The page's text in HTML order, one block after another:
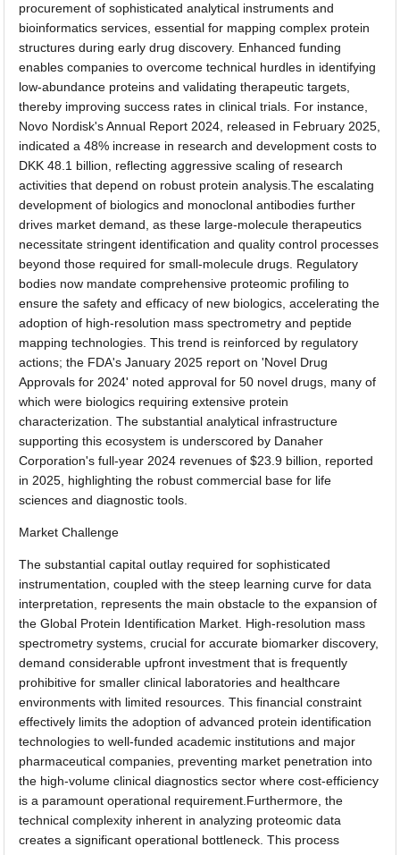
procurement of sophisticated analytical instruments and
bioinformatics services, essential for mapping complex protein
structures during early drug discovery. Enhanced funding
enables companies to overcome technical hurdles in identifying
low-abundance proteins and validating therapeutic targets,
thereby improving success rates in clinical trials. For instance,
Novo Nordisk's Annual Report 2024, released in February 2025,
indicated a 48% increase in research and development costs to
DKK 48.1 billion, reflecting aggressive scaling of research
activities that depend on robust protein analysis.The escalating
development of biologics and monoclonal antibodies further
drives market demand, as these large-molecule therapeutics
necessitate stringent identification and quality control processes
beyond those required for small-molecule drugs. Regulatory
bodies now mandate comprehensive proteomic profiling to
ensure the safety and efficacy of new biologics, accelerating the
adoption of high-resolution mass spectrometry and peptide
mapping technologies. This trend is reinforced by regulatory
actions; the FDA's January 2025 report on 'Novel Drug
Approvals for 2024' noted approval for 50 novel drugs, many of
which were biologics requiring extensive protein
characterization. The substantial analytical infrastructure
supporting this ecosystem is underscored by Danaher
Corporation's full-year 2024 revenues of $23.9 billion, reported
in 2025, highlighting the robust commercial base for life
sciences and diagnostic tools.
Market Challenge
The substantial capital outlay required for sophisticated
instrumentation, coupled with the steep learning curve for data
interpretation, represents the main obstacle to the expansion of
the Global Protein Identification Market. High-resolution mass
spectrometry systems, crucial for accurate biomarker discovery,
demand considerable upfront investment that is frequently
prohibitive for smaller clinical laboratories and healthcare
environments with limited resources. This financial constraint
effectively limits the adoption of advanced protein identification
technologies to well-funded academic institutions and major
pharmaceutical companies, preventing market penetration into
the high-volume clinical diagnostics sector where cost-efficiency
is a paramount operational requirement.Furthermore, the
technical complexity inherent in analyzing proteomic data
creates a significant operational bottleneck. This process